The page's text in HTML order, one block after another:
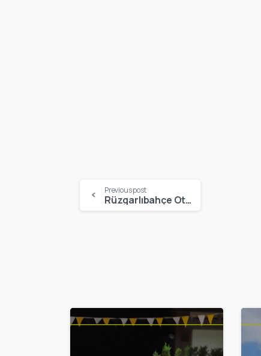
Previous post
Rüzgarlıbahçe Oto Çekici